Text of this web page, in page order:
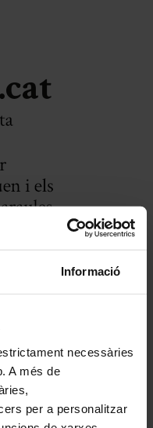
Informació
necessàries
A més de
per a personalitzar